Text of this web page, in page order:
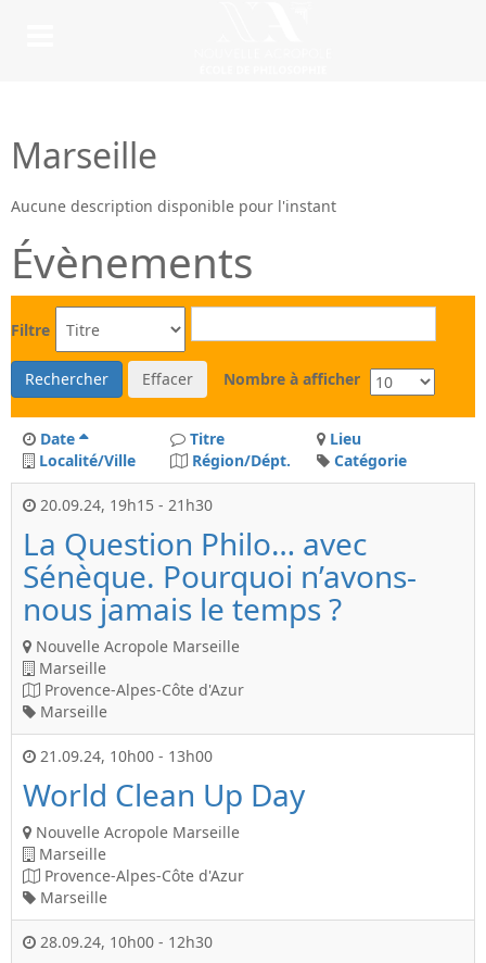
Marseille
Aucune description disponible pour l'instant
Évènements
Filtre
Rechercher Effacer Nombre à afficher
Date Titre
Lieu
Localité/Ville
Région/Dépt. Catégorie
20.09.24, 19h15 - 21h30
La Question Philo… avec
Sénèque. Pourquoi n’avons-
nous jamais le temps ?
Nouvelle Acropole Marseille
Marseille
Provence-Alpes-Côte d'Azur
Marseille
21.09.24, 10h00 - 13h00
World Clean Up Day
Nouvelle Acropole Marseille
Marseille
Provence-Alpes-Côte d'Azur
Marseille
28.09.24, 10h00 - 12h30